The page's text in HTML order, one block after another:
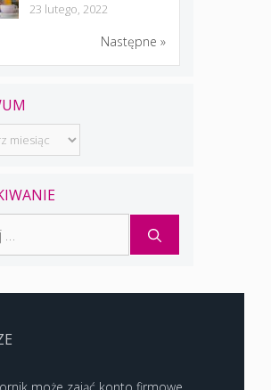
23 lutego, 2022
Następne »